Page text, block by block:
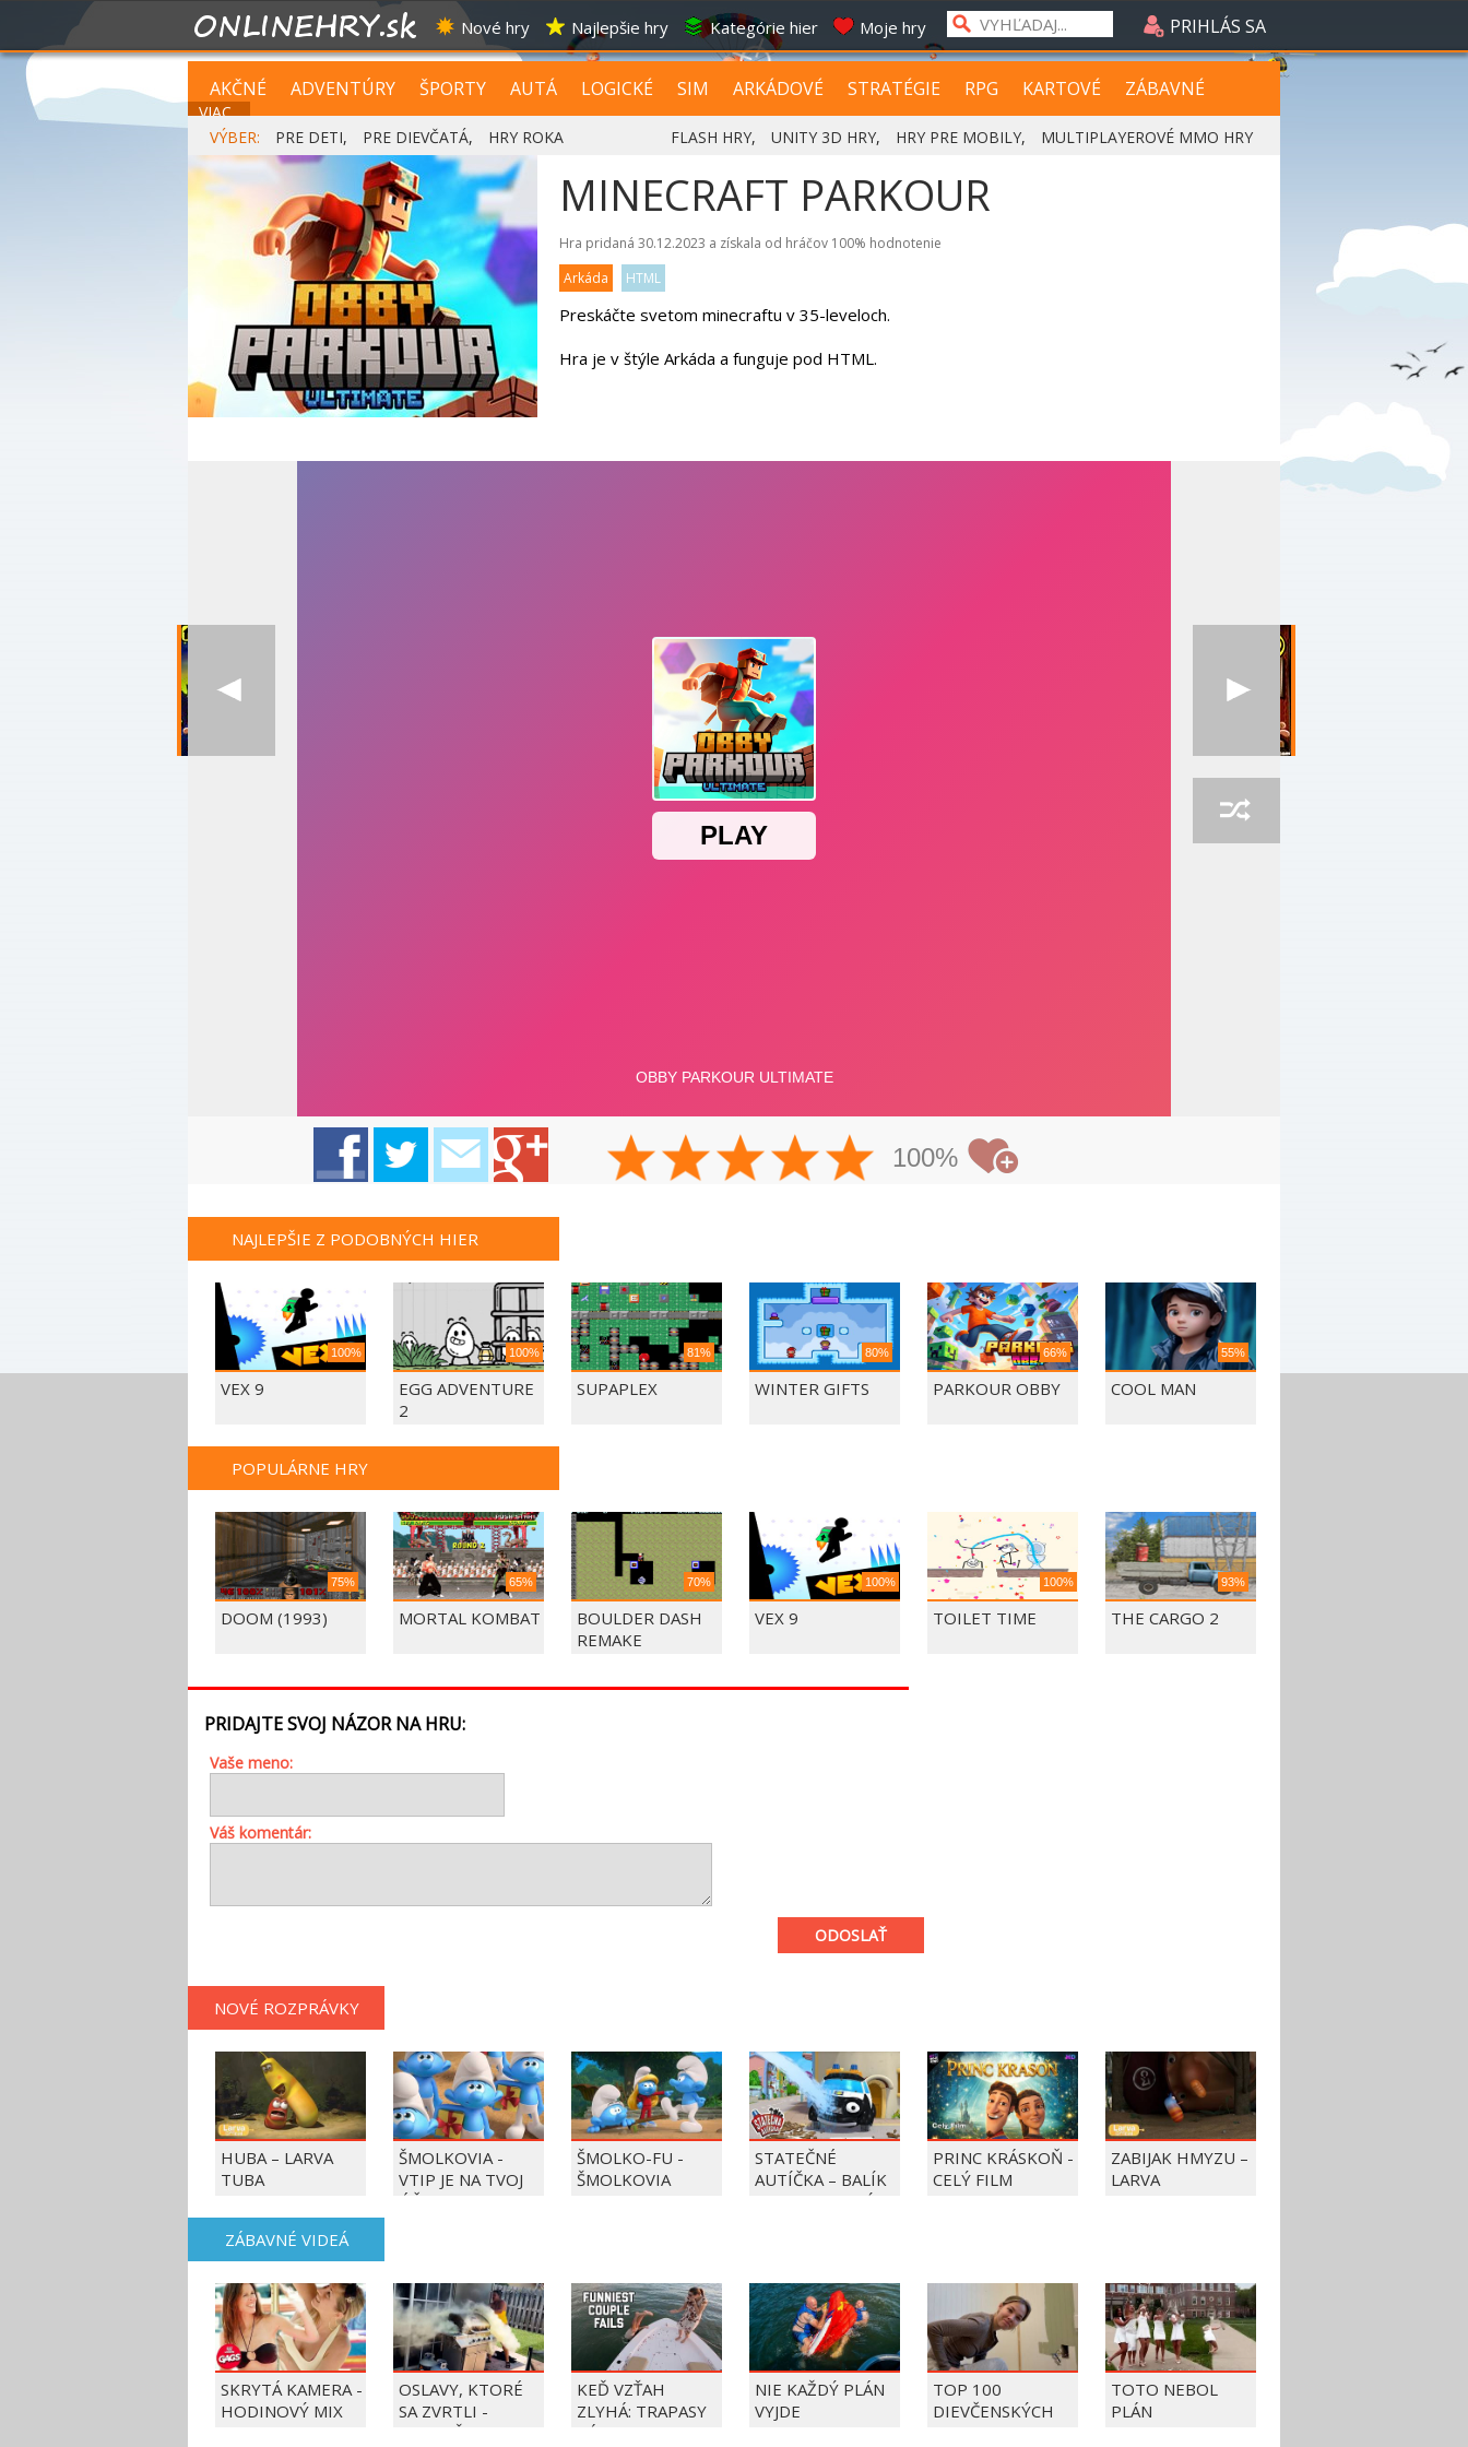
Nové hry Najlepšie hry Kategórie hier Moje hry PRIHLÁS SA
AKČNÉ ADVENTÚRY ŠPORTY AUTÁ LOGICKÉ SIM ARKÁDOVÉ STRATÉGIE RPG KARTOVÉ ZÁBAVNÉ
VIAC...
VÝBER:
PRE DETI, PRE DIEVČATÁ, HRY ROKA FLASH HRY, UNITY 3D HRY, HRY PRE MOBILY, MULTIPLAYEROVÉ MMO HRY
MINECRAFT PARKOUR
Hra pridaná 30.12.2023 a získala od hráčov 100% hodnotenie
Arkáda
HTML
Preskáčte svetom minecraftu v 35-leveloch.
Hra je v štýle Arkáda a funguje pod HTML.
100%
NAJLEPŠIE Z PODOBNÝCH HIER
100%
VEX 9
100%
EGG ADVENTURE
2
81%
SUPAPLEX
80%
WINTER GIFTS
66%
PARKOUR OBBY
55%
COOL MAN
POPULÁRNE HRY
75%
DOOM (1993)
65%
MORTAL KOMBAT
70%
BOULDER DASH
REMAKE
100%
VEX 9
100%
TOILET TIME
93%
THE CARGO 2
PRIDAJTE SVOJ NÁZOR NA HRU:
Vaše meno:
Váš komentár:
ODOSLAŤ
NOVÉ ROZPRÁVKY
HUBA – LARVA
TUBA
ŠMOLKOVIA -
VTIP JE NA TVOJ
ÚČET
ŠMOLKO-FU -
ŠMOLKOVIA
STATEČNÉ
AUTÍČKA – BALÍK
PIERRE PRECLÍK
PRINC KRÁSKOŇ -
CELÝ FILM
ZABIJAK HMYZU –
LARVA
ZÁBAVNÉ VIDEÁ
SKRYTÁ KAMERA -
HODINOVÝ MIX
OSLAVY, KTORÉ
SA ZVRTLI -
NAJLEPŠIE
KEĎ VZŤAH
ZLYHÁ: TRAPASY
PÁROV
NIE KAŽDÝ PLÁN
VYJDE
TOP 100
DIEVČENSKÝCH
TOTO NEBOL
PLÁN